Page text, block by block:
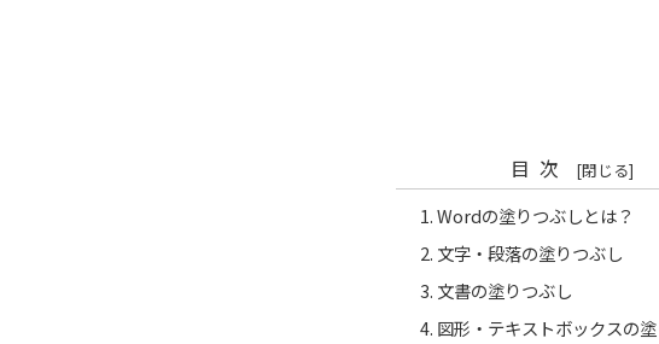
目次
Wordの塗りつぶしとは？
文字・段落の塗りつぶし
文書の塗りつぶし
図形・テキストボックスの